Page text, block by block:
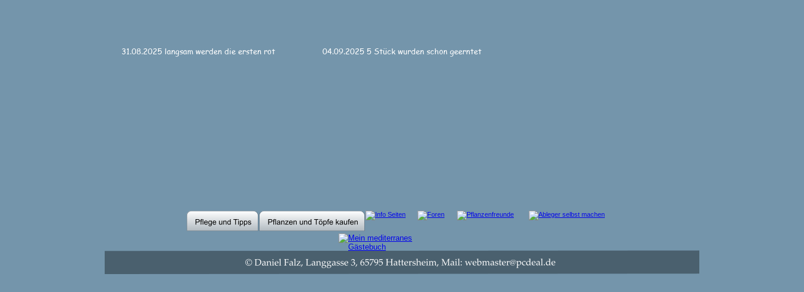
31.08.2025 langsam werden die ersten rot 04.09.2025 5 Stück wurden schon geerntet